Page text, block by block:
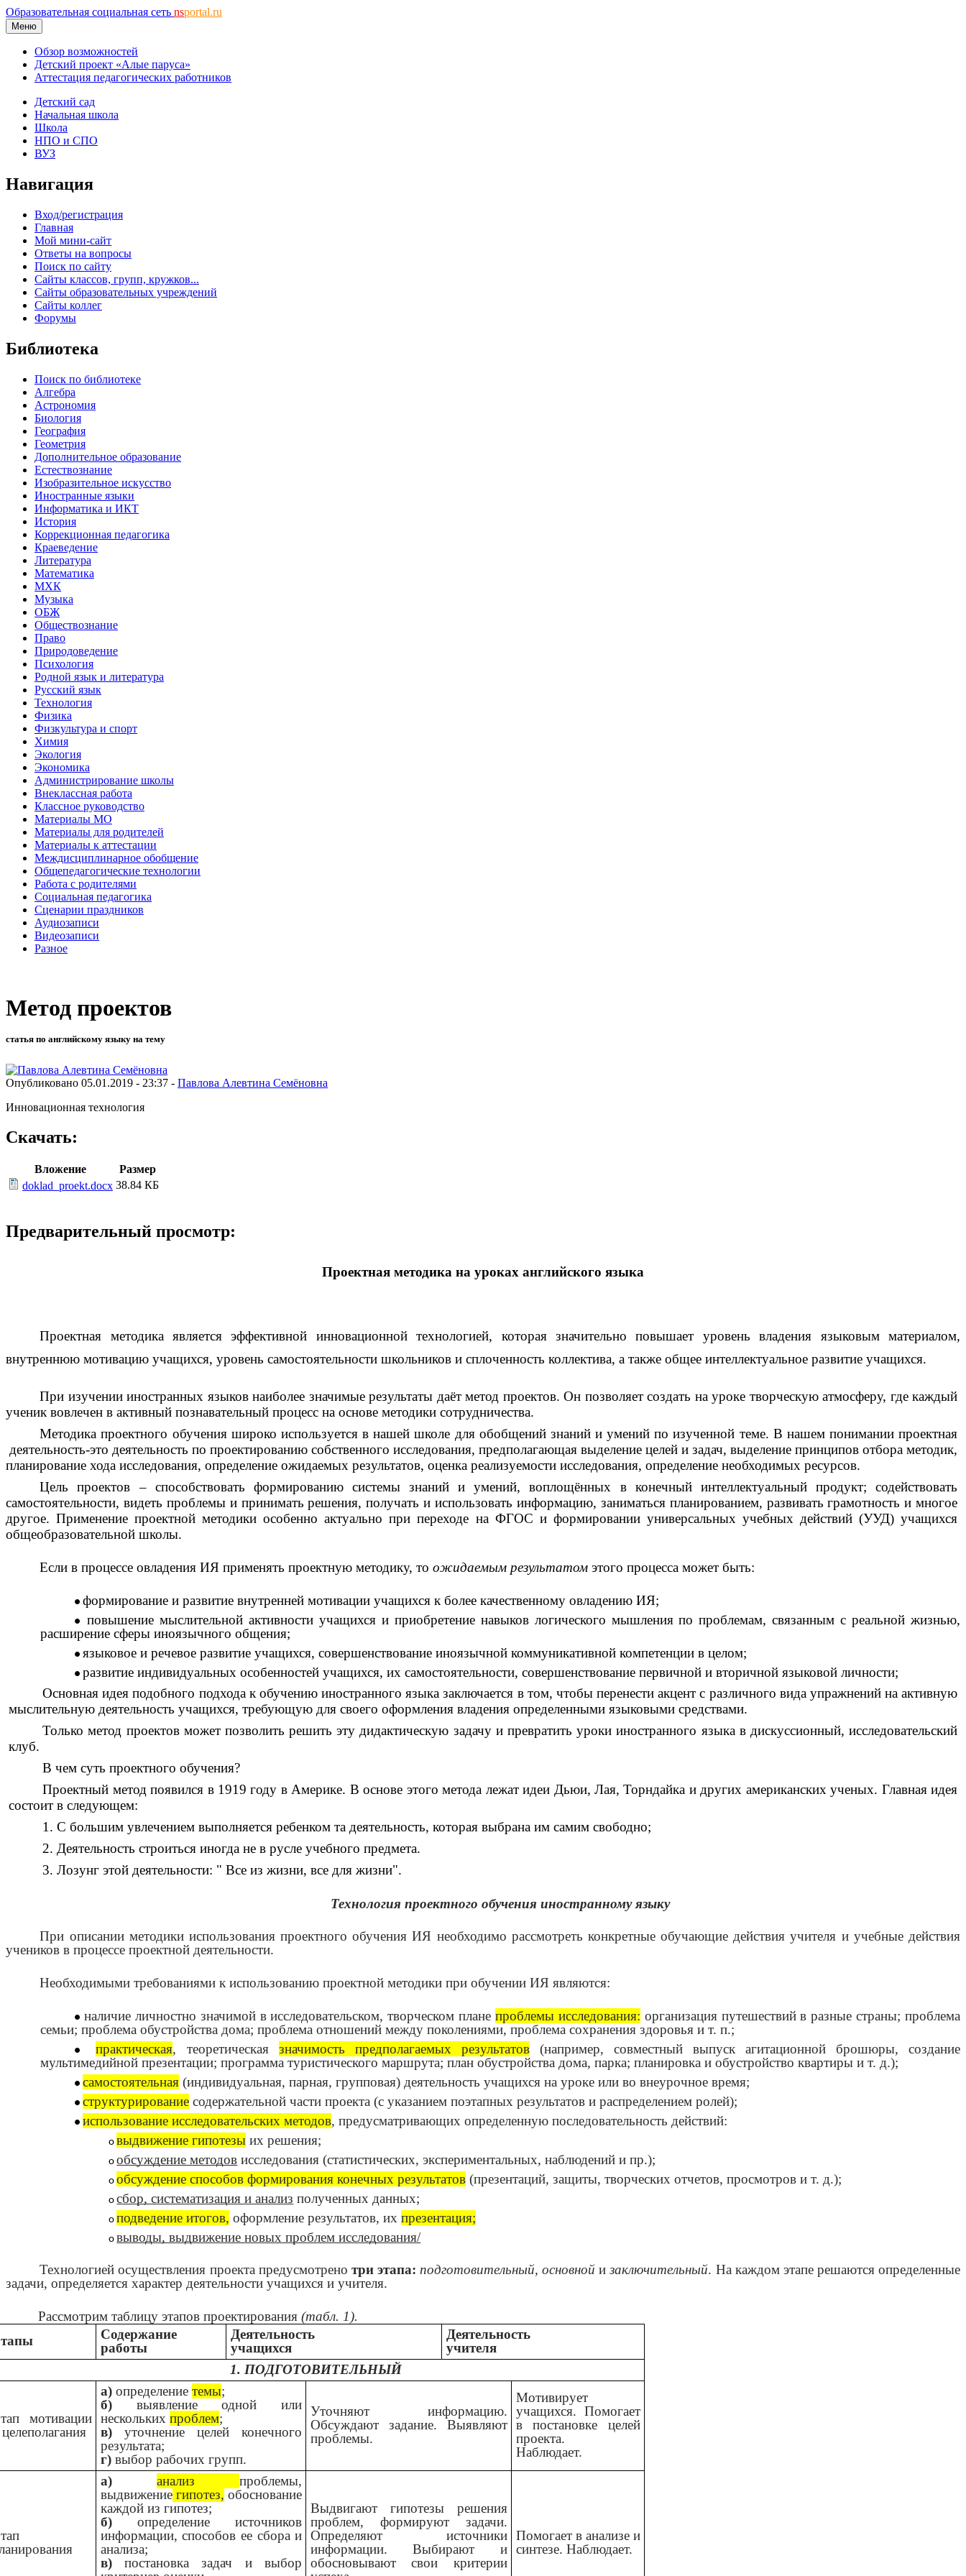
Образовательная социальная сеть nsportal.ru
Меню
Обзор возможностей
Детский проект «Алые паруса»
Аттестация педагогических работников
Детский сад
Начальная школа
Школа
НПО и СПО
ВУЗ
Навигация
Вход/регистрация
Главная
Мой мини-сайт
Ответы на вопросы
Поиск по сайту
Сайты классов, групп, кружков...
Сайты образовательных учреждений
Сайты коллег
Форумы
Библиотека
Поиск по библиотеке
Алгебра
Астрономия
Биология
География
Геометрия
Дополнительное образование
Естествознание
Изобразительное искусство
Иностранные языки
Информатика и ИКТ
История
Коррекционная педагогика
Краеведение
Литература
Математика
МХК
Музыка
ОБЖ
Обществознание
Право
Природоведение
Психология
Родной язык и литература
Русский язык
Технология
Физика
Физкультура и спорт
Химия
Экология
Экономика
Администрирование школы
Внеклассная работа
Классное руководство
Материалы МО
Материалы для родителей
Материалы к аттестации
Междисциплинарное обобщение
Общепедагогические технологии
Работа с родителями
Социальная педагогика
Сценарии праздников
Аудиозаписи
Видеозаписи
Разное
Метод проектов
статья по английскому языку на тему
Опубликовано 05.01.2019 - 23:37 - Павлова Алевтина Семёновна
Инновационная технология
Скачать:
Вложение
Размер
doklad_proekt.docx 38.84 КБ
Предварительный просмотр:
Проектная методика на уроках английского языка
Проектная методика является эффективной инновационной технологией, которая значительно повышает уровень владения языковым материалом,
внутреннюю мотивацию учащихся, уровень самостоятельности школьников и сплоченность коллектива, а также общее интеллектуальное развитие учащихся.
При изучении иностранных языков наиболее значимые результаты даёт метод проектов. Он позволяет создать на уроке творческую атмосферу, где каждый
ученик вовлечен в активный познавательный процесс на основе методики сотрудничества.
Методика проектного обучения широко используется в нашей школе для обобщений знаний и умений по изученной теме. В нашем понимании проектная
деятельность-это деятельность по проектированию собственного исследования, предполагающая выделение целей и задач, выделение принципов отбора методик,
планирование хода исследования, определение ожидаемых результатов, оценка реализуемости исследования, определение необходимых ресурсов.
Цель проектов – способствовать формированию системы знаний и умений, воплощённых в конечный интеллектуальный продукт; содействовать
самостоятельности, видеть проблемы и принимать решения, получать и использовать информацию, заниматься планированием, развивать грамотность и многое
другое. Применение проектной методики особенно актуально при переходе на ФГОС и формировании универсальных учебных действий (УУД) учащихся
общеобразовательной школы.
Если в процессе овладения ИЯ применять проектную методику, тоожидаемым результатомэтого процесса может быть:
формирование и развитие внутренней мотивации учащихся к более качественному овладению ИЯ;
повышение мыслительной активности учащихся и приобретение навыков логического мышления по проблемам, связанным с реальной жизнью,
расширение сферы иноязычного общения;
языковое и речевое развитие учащихся, совершенствование иноязычной коммуникативной компетенции в целом;
развитие индивидуальных особенностей учащихся, их самостоятельности, совершенствование первичной и вторичной языковой личности;
Основная идея подобного подхода к обучению иностранного языка заключается в том, чтобы перенести акцент с различного вида упражнений на активную
мыслительную деятельность учащихся, требующую для своего оформления владения определенными языковыми средствами.
Только метод проектов может позволить решить эту дидактическую задачу и превратить уроки иностранного языка в дискуссионный, исследовательский
клуб.
В чем суть проектного обучения?
Проектный метод появился в 1919 году в Америке. В основе этого метода лежат идеи Дьюи, Лая, Торндайка и других американских ученых. Главная идея
состоит в следующем:
1. С большим увлечением выполняется ребенком та деятельность, которая выбрана им самим свободно;
2. Деятельность строиться иногда не в русле учебного предмета.
3. Лозунг этой деятельности: " Все из жизни, все для жизни".
Технология проектного обучения иностранному языку
При описании методики использования проектного обучения ИЯ необходимо рассмотреть конкретные обучающие действия учителя и учебные действия
учеников в процессе проектной деятельности.
Необходимыми требованиями к использованию проектной методики при обучении ИЯ являются:
наличие личностно значимой в исследовательском, творческом планепроблемы исследования: организация путешествий в разные страны; проблема
семьи; проблема обустройства дома; проблема отношений между поколениями, проблема сохранения здоровья и т. п.;
практическая, теоретическая значимость предполагаемых результатов(например, совместный выпуск агитационной брошюры, создание
мультимедийной презентации; программа туристического маршрута; план обустройства дома, парка; планировка и обустройство квартиры и т. д.);
самостоятельная (индивидуальная, парная, групповая) деятельность учащихся на уроке или во внеурочное время;
структурирование содержательной части проекта (с указанием поэтапных результатов и распределением ролей);
использование исследовательских методов, предусматривающих определенную последовательность действий:
выдвижение гипотезы их решения;
обсуждение методов исследования (статистических, экспериментальных, наблюдений и пр.);
обсуждение способов формирования конечных результатов (презентаций, защиты, творческих отчетов, просмотров и т. д.);
сбор, систематизация и анализ полученных данных;
подведение итогов, оформление результатов, ихпрезентация;
выводы, выдвижение новых проблем исследования/
Технологией осуществления проекта предусмотрено три этапа:подготовительный, основной изаключительный. На каждом этапе решаются определенные
задачи, определяется характер деятельности учащихся и учителя.
Рассмотрим таблицу этапов проектирования (табл. 1).
Содержание
работы
Деятельность
учащихся
Деятельность
учителя
1. ПОДГОТОВИТЕЛЬНЫЙ
мотивации
а)определение темы;
б) выявление одной или
нескольких проблем;
в)уточнение целей конечного
результата;
г) выбор рабочих групп.
Уточняют информацию.
Обсуждают задание. Выявляют
проблемы.
Мотивирует
учащихся. Помогает
в постановке целей
проекта.
Наблюдает.
а) анализпроблемы,
выдвижениегипотез, обоснование
каждой из гипотез;
б)определение источников
информации, способов ее сбора и
анализа;
в)постановка задач и выбор
Выдвигают гипотезы решения
проблем, формируют задачи.
Определяют источники
информации. Выбирают и
обосновывают свои критерии
Помогает в анализе и
синтезе. Наблюдает.